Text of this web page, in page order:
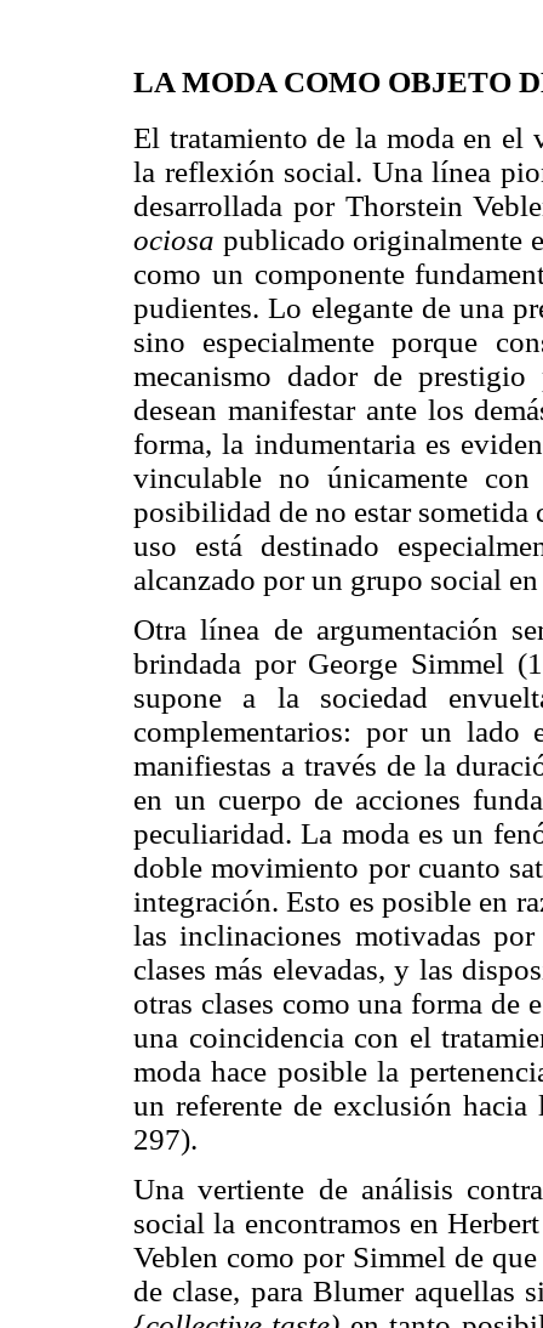
LA MODA COMO OBJETO
El tratamiento de la moda en el
la reflexión social. Una línea
desarrollada por Thorstein
ociosa publicado originalmente
como un componente
pudientes. Lo elegante de una
sino especialmente porque
mecanismo dador de prestigio
desean manifestar ante los
forma, la indumentaria es
vinculable no únicamente
posibilidad de no estar
uso está destinado
alcanzado por un grupo social
Otra línea de argumentación
brindada por George Simmel
supone a la sociedad
complementarios: por un lado
manifiestas a través de la
en un cuerpo de acciones
peculiaridad. La moda es un
doble movimiento por cuanto
integración. Esto es posible en
las inclinaciones motivadas
clases más elevadas, y las
otras clases como una forma de
una coincidencia con el
moda hace posible la
un referente de exclusión
297).
Una vertiente de análisis
social la encontramos en
Veblen como por Simmel de
de clase, para Blumer aquellas